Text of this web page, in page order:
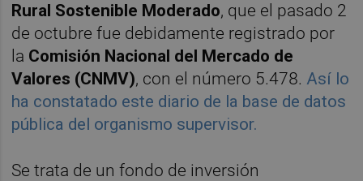
Rural Sostenible Moderado, que el pasado 2
de octubre fue debidamente registrado por
la Comisión Nacional del Mercado de
Valores (CNMV), con el número 5.478. Así lo
ha constatado este diario de la base de datos
pública del organismo supervisor.
Se trata de un fondo de inversión